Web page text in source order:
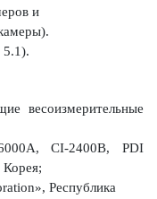
и
5.1).
весоизмерительные
CI-2400B, PDI
Республика